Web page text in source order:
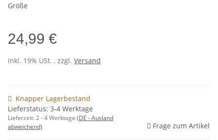
Größe
24,99 €
inkl. 19% USt. , zzgl. Versand
Knapper Lagerbestand
Lieferstatus: 3-4 Werktage
Lieferzeit:2 - 4 Werktage (DE - Ausland
abweichend)
Frage zum Artikel